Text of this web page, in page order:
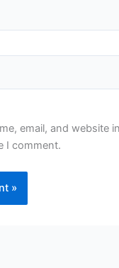
email, and website
I comment.